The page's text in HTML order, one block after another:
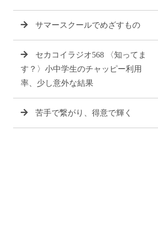
サマースクールでめざすもの
セカコイラジオ568 〈知ってま
す？〉小中学生のチャッピー利用
率、少し意外な結果
苦手で繋がり、得意で輝く